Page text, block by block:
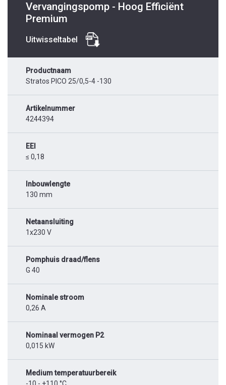
Vervangingspomp - Hoog Efficiënt
Premium
Uitwisseltabel
Productnaam
Stratos PICO 25/0,5-4 -130
Artikelnummer
4244394
EEI
≤ 0,18
Inbouwlengte
130 mm
Netaansluiting
1x230 V
Pomphuis draad/flens
G 40
Nominale stroom
0,26 A
Nominaal vermogen P2
0,015 kW
Medium temperatuurbereik